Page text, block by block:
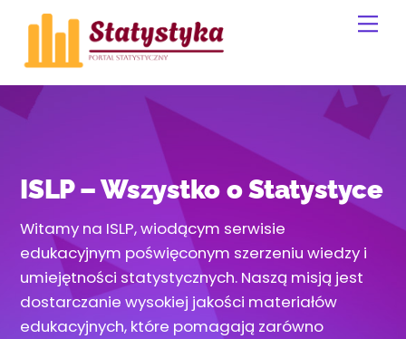
content
ISLP – Wszystko o Statystyce
Witamy na ISLP, wiodącym serwisie
edukacyjnym poświęconym szerzeniu wiedzy i
umiejętności statystycznych. Naszą misją jest
dostarczanie wysokiej jakości materiałów
edukacyjnych, które pomagają zarówno